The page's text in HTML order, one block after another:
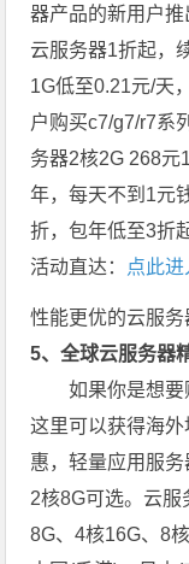
器产品的新用户
云服务器1折起，
1G低至0.21元/天
户购买c7/g7/r7系
务器2核2G 268元
年，每天不到1元
折，包年低至3折
活动直达： 点此
性能更优的云服务
5、全球云服务器
如果你是想
这里可以获得海
惠，轻量应用服务
2核8G可选。云
8G、4核16G、8